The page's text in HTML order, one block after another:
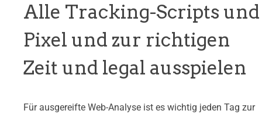
Alle Tracking-Scripts und
Pixel und zur richtigen
Zeit und legal ausspielen
Für ausgereifte Web-Analyse ist es wichtig jeden Tag zur